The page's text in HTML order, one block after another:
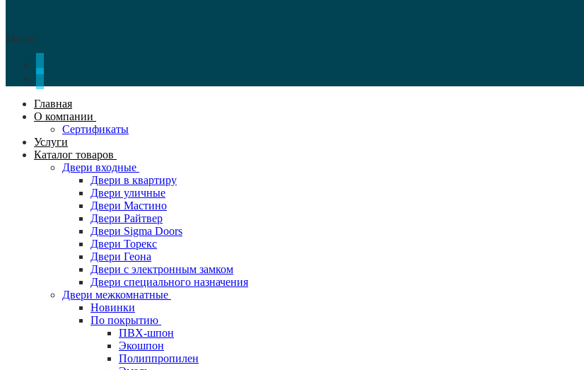
Меню
Главная
О компании
Сертификаты
Услуги
Каталог товаров
Двери входные
Двери в квартиру
Двери уличные
Двери Мастино
Двери Райтвер
Двери Sigma Doors
Двери Торекс
Двери Геона
Двери с электронным замком
Двери специального назначения
Двери межкомнатные
Новинки
По покрытию
ПВХ-шпон
Экошпон
Полиппропилен